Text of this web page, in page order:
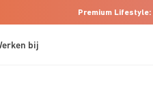
Premium Lifestyle:
bij